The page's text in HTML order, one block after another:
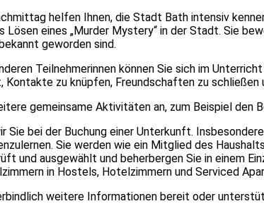
helfen Ihnen, die Stadt Bath intensiv
Lösen eines „Murder Mystery“ in der Stadt. Sie
geworden sind.
Teilnehmerinnen können Sie sich im
Kontakte zu knüpfen, Freundschaften zu schließen
gemeinsame Aktivitäten an, zum Beispiel den
Sie bei der Buchung einer Unterkunft.
Sie werden wie ein Mitglied des
und ausgewählt und beherbergen Sie in einem
in Hostels, Hotelzimmern und Serviced
weitere Informationen bereit oder